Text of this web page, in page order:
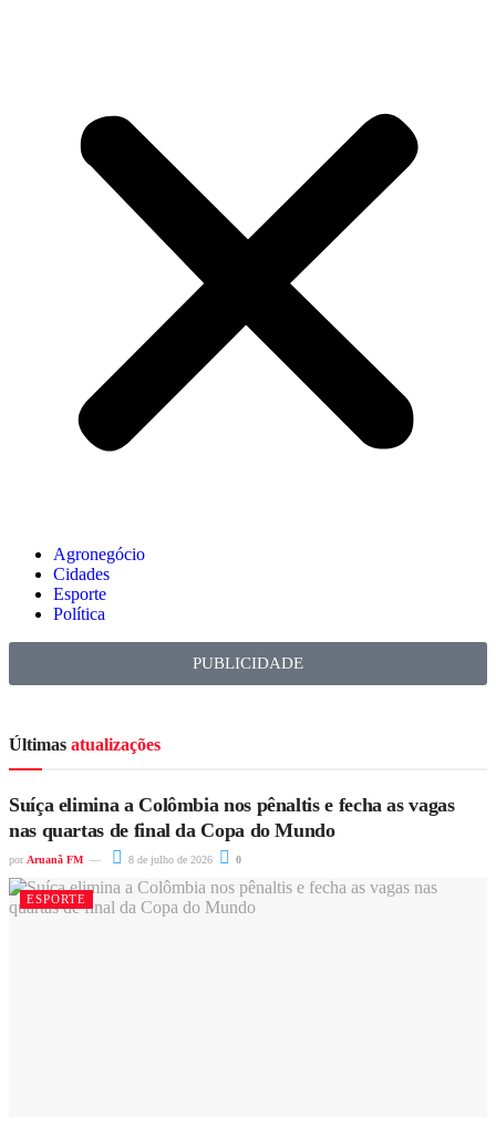
Agronegócio
Cidades
Esporte
Política
PUBLICIDADE
Últimas atualizações
Suíça elimina a Colômbia nos pênaltis e fecha as vagas
nas quartas de final da Copa do Mundo
por Aruanã FM 8 de julho de 2026 0
ESPORTE